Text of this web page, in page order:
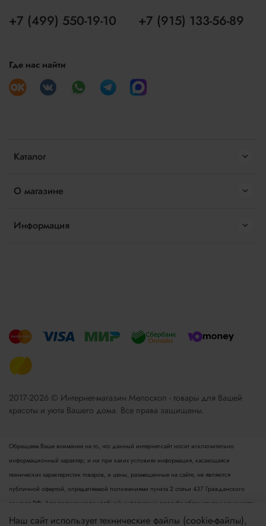
Каталог
О магазине
Информация
+7 (499) 550-19-10 +7 (915) 133-56-89
Где нас найти
2017-2026 © Интернет-магазин Мелоскоп - товары для Вашей
красоты и уюта Вашего дома. Все права защищены.
Обращаем Ваше внимание на то, что данный интернет-сайт носит исключительно
информационный характер, и ни при каких условиях информация, касающаяся
технических характеристик товаров, и цены, размещенные на сайте, не являются
публичной офертой, определяемой положениями пункта 2 статьи 437 Гражданского
кодекса РФ. Для получения подробной информации просьба обращаться к менеджеру.
Опубликованная на данном сайте информация может быть изменена в любое время без
Наш сайт использует технические файлы (cookie-файлы),